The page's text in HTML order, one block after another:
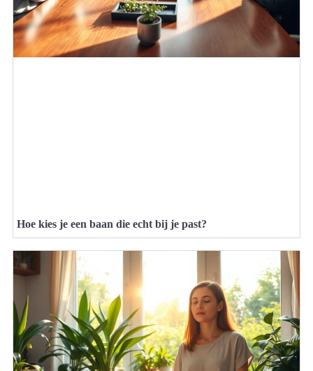
Hoe kies je een baan die echt bij je past?